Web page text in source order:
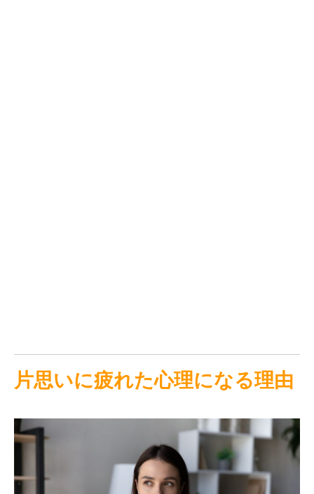
片思いに疲れた心理になる理由